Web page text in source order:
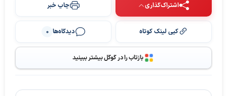
اشتراک‌گذاری چاپ خبر
کپی لینک کوتاه دیدگاه‌ها 0
بازتاب را در گوگل بیشتر ببینید